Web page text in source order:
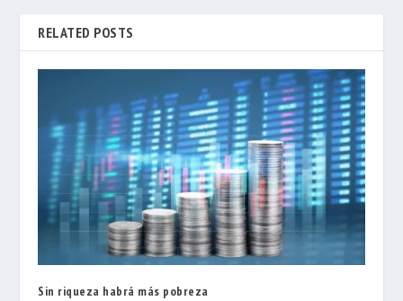
RELATED POSTS
Sin riqueza habrá más pobreza